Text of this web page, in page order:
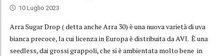
10 Luglio 2023
Arra Sugar Drop ( detta anche Arra 30) è una nuova varietà di uva
bianca precoce, la cui licenza in Europa è distribuita da AVI. È una
seedless, dai grossi grappoli, che si è ambientata molto bene in